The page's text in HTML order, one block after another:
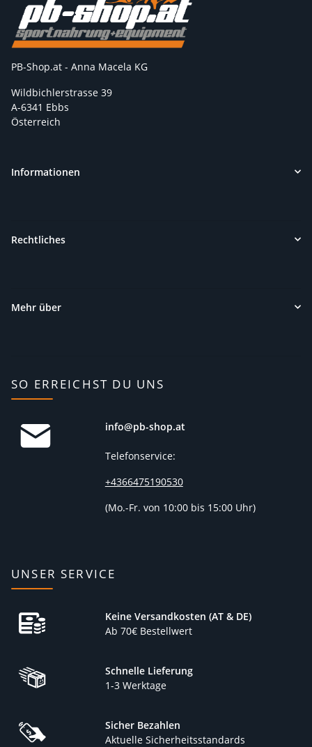
PB-Shop.at - Anna Macela KG
Wildbichlerstrasse 39
A-6341 Ebbs
Österreich
Informationen
Rechtliches
Mehr über
SO ERREICHST DU UNS
info@pb-shop.at
Telefonservice:
+4366475190530
(Mo.-Fr. von 10:00 bis 15:00 Uhr)
UNSER SERVICE
Keine Versandkosten (AT & DE)
Ab 70€ Bestellwert
Schnelle Lieferung
1-3 Werktage
Sicher Bezahlen
Aktuelle Sicherheitsstandards